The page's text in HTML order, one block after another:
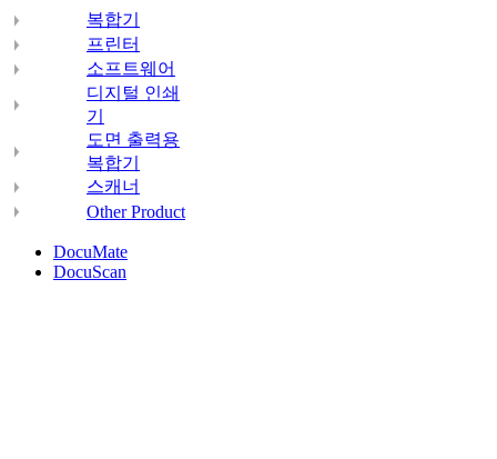
복합기
프린터
소프트웨어
디지털 인쇄
기
도면 출력용
복합기
스캐너
Other Product
DocuMate
DocuScan